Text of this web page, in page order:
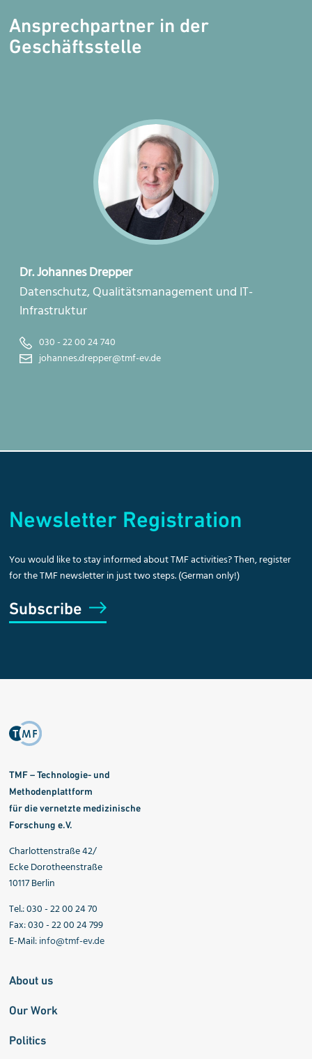
Ansprechpartner in der
Geschäftsstelle
Dr. Johannes Drepper
Datenschutz, Qualitätsmanagement und IT-
Infrastruktur
030 - 22 00 24 740
johannes.drepper@tmf-ev.de
Newsletter Registration
You would like to stay informed about TMF activities? Then, register
for the TMF newsletter in just two steps. (German only!)
Subscribe
TMF – Technologie- und
Methodenplattform
für die vernetzte medizinische
Forschung e.V.
Charlottenstraße 42/
Ecke Dorotheenstraße
10117 Berlin
Tel.: 030 - 22 00 24 70
Fax: 030 - 22 00 24 799
E-Mail:info@tmf-ev.de
About us
Our Work
Politics